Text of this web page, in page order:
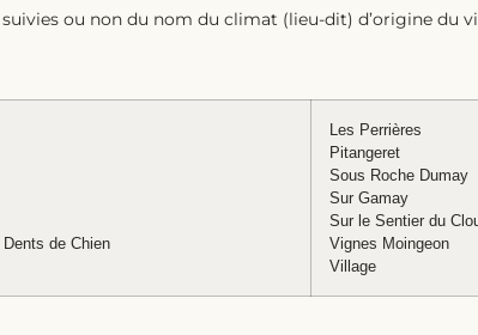
ou non du nom du climat (lieu-dit) d’origine du
Dents de Chien
Les Perrières
Pitangeret
Sous Roche Dumay
Sur Gamay
Sur le Sentier du
Vignes Moingeon
Village